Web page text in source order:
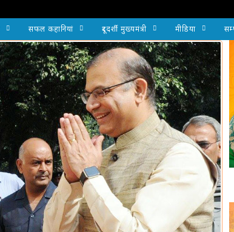
सफल कहानियां दूरदर्शी मुख्यमंत्री मीडिया